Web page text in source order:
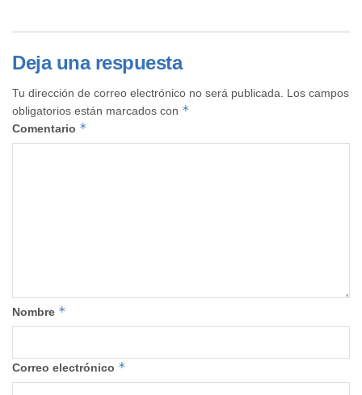
Deja una respuesta
Tu dirección de correo electrónico no será publicada.
Los campos
obligatorios están marcados con *
Comentario *
Nombre *
Correo electrónico *